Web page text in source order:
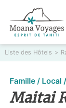
Liste des Hôtels >
Famille / Local
Maitai